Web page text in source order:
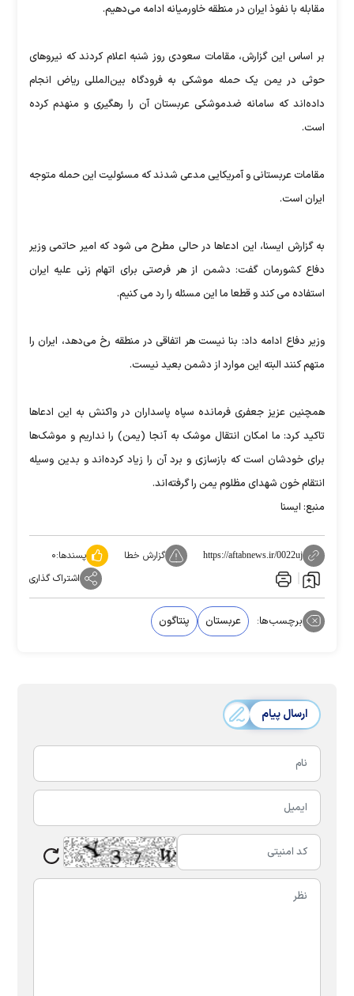
مقابله با نفوذ ایران در منطقه خاورمیانه ادامه می‌دهیم.
بر اساس این گزارش، مقامات سعودی روز شنبه اعلام کردند که نیروهای
حوثی در یمن یک حمله موشکی به فرودگاه بین‌المللی ریاض انجام
داده‌اند که سامانه ضدموشکی عربستان آن را رهگیری و منهدم کرده
است.
مقامات عربستانی و آمریکایی مدعی شدند که مسئولیت این حمله متوجه
ایران است.
به گزارش ایسنا، این ادعاها در حالی مطرح می شود که امیر حاتمی وزیر
دفاع کشورمان گفت: دشمن از هر فرصتی برای اتهام زنی علیه ایران
استفاده می کند و قطعا ما این مسئله را رد می کنیم.
وزیر دفاع ادامه داد: بنا نیست هر اتفاقی در منطقه رخ می‌دهد، ایران را
متهم کنند البته این موارد از دشمن بعید نیست.
همچنین عزیز جعفری فرمانده سپاه پاسداران در واکنش به این ادعاها
تاکید کرد: ما امکان انتقال موشک به آنجا (یمن) را نداریم و موشک‌ها
برای خودشان است که بازسازی و برد آن را زیاد کرده‌اند و بدین وسیله
انتقام خون شهدای مظلوم یمن را گرفته‌اند.
منبع: ایسنا
https://aftabnews.ir/0022uj گزارش خطا پسندها:۰
اشتراک گذاری
برچسب‌ها: عربستان پنتاگون
ارسال پیام